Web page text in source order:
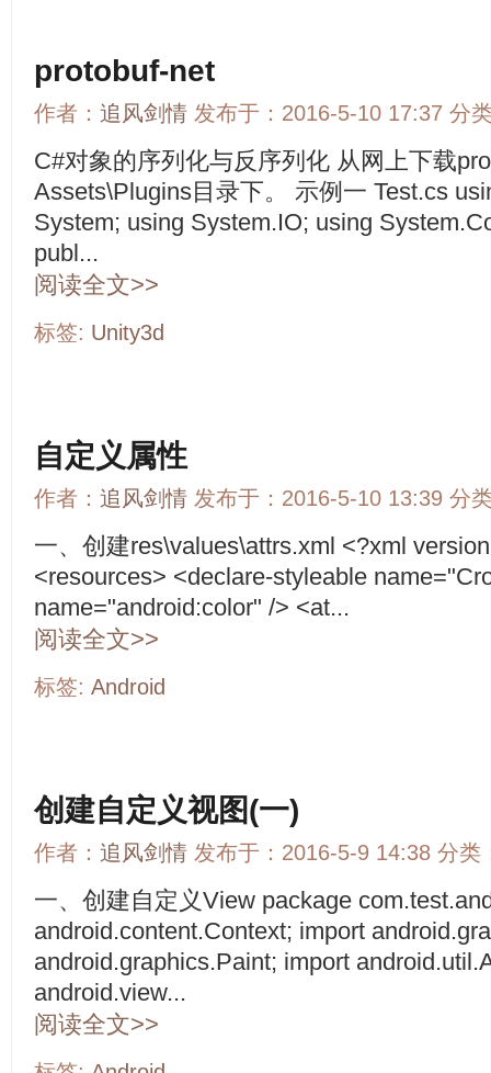
protobuf-net
作者： 追风剑情 发布于：2016-5-10 17:37 分
C#对象的序列化与反序列化 从网上下载
Assets\Plugins目录下。 示例一 Test.cs
System; using System.IO; using
publ...
阅读全文>>
标签: Unity3d
自定义属性
作者： 追风剑情 发布于：2016-5-10 13:39 分
一、创建res\values\attrs.xml <?xml
<resources> <declare-styleable
name="android:color" /> <at...
阅读全文>>
标签: Android
创建自定义视图(一)
作者： 追风剑情 发布于：2016-5-9 14:38 分类
一、创建自定义View package
android.content.Context; import
android.graphics.Paint; import
android.view...
阅读全文>>